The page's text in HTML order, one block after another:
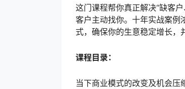
这门课程帮你真正解决“缺客
客户主动找你。十年实战案例
式，确保你的生意稳定增长，
课程目录：
当下商业模式的改变及机会压